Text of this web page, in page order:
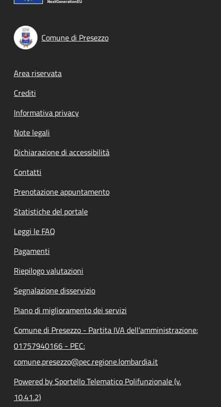
Comune di Presezzo
Footer menu
Area riservata
Crediti
Informativa privacy
Note legali
Dichiarazione di accessibilità
Contatti
Prenotazione appuntamento
Statistiche del portale
Leggi le FAQ
Pagamenti
Riepilogo valutazioni
Segnalazione disservizio
Piano di miglioramento dei servizi
Comune di Presezzo - Partita IVA dell'amministrazione:
01757940166 - PEC:
comune.presezzo@pec.regione.lombardia.it
Powered by Sportello Telematico Polifunzionale (v.
10.41.2)